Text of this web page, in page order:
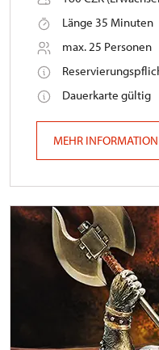
Länge 35 Minuten
max. 25 Personen
Dauerkarte gültig
MEHR